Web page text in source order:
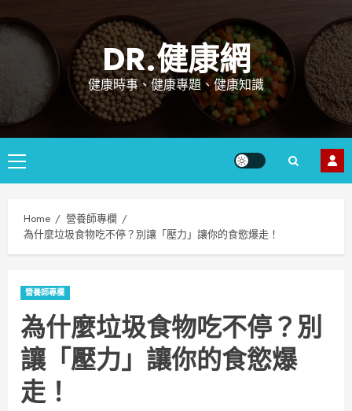
to
content
DR.健康網
健康時事、健康專題、健康知識
Primary
Menu
Home
營養師專欄
為什麼垃圾食物吃不停？別讓「壓力」讓你的食慾爆走！
營養師專欄
為什麼垃圾食物吃不停？別
讓「壓力」讓你的食慾爆
走！